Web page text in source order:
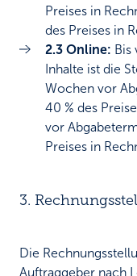
Preises in
des Preises in
2.3 Online: Bis
Inhalte ist die
Wochen vor
40 % des
vor
Preises in
3.
Die
Auftraggeber nach